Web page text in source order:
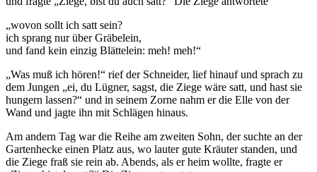
„wovon sollt ich satt sein?
ich sprang nur über Gräbelein,
und fand kein einzig Blättelein: meh! meh!“
„Was muß ich hören!“ rief der Schneider, lief hinauf und sprach zu
dem Jungen „ei, du Lügner, sagst, die Ziege wäre satt, und hast sie
hungern lassen?“ und in seinem Zorne nahm er die Elle von der
Wand und jagte ihn mit Schlägen hinaus.
Am andern Tag war die Reihe am zweiten Sohn, der suchte an der
Gartenhecke einen Platz aus, wo lauter gute Kräuter standen, und
die Ziege fraß sie rein ab. Abends, als er heim wollte, fragte er